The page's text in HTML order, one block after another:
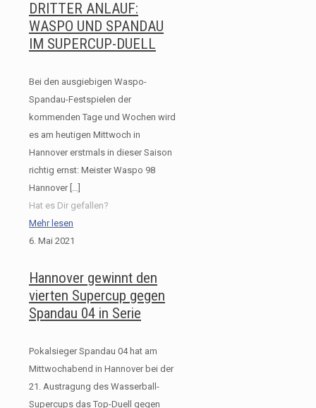
DRITTER ANLAUF:
WASPO UND SPANDAU
IM SUPERCUP-DUELL
Bei den ausgiebigen Waspo-
Spandau-Festspielen der
kommenden Tage und Wochen wird
es am heutigen Mittwoch in
Hannover erstmals in dieser Saison
richtig ernst: Meister Waspo 98
Hannover[…]
Hat es Dir gefallen?
Mehr lesen
6. Mai 2021
Hannover gewinnt den
vierten Supercup gegen
Spandau 04 in Serie
Pokalsieger Spandau 04 hat am
Mittwochabend in Hannover bei der
21. Austragung des Wasserball-
Supercups das Top-Duell gegen